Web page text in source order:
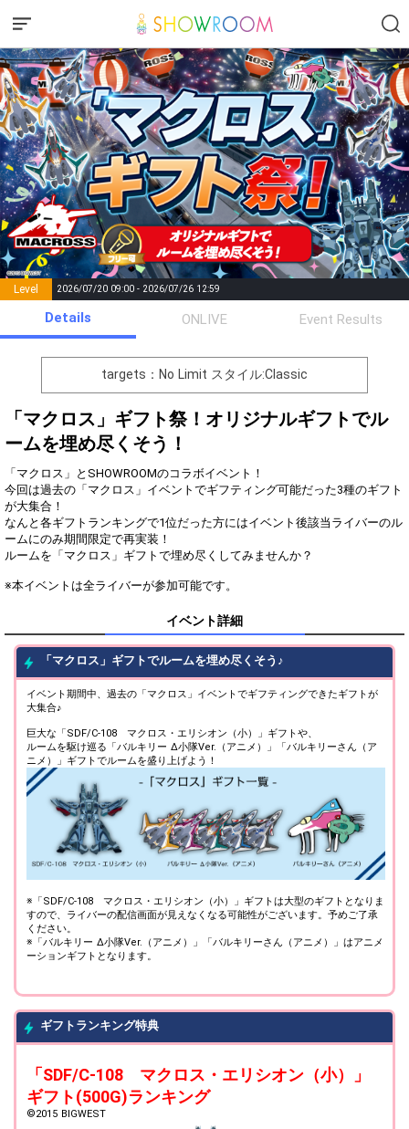
Level 2026/07/20 09:00 - 2026/07/26 12:59
Points List of Goal
number of
positions
Rema
Event Begins!
オリジナルアバター制作権獲
得！
Gifting
Throw gifts to the stage and join
the live performance.
First, try throwing free Stars
(once a day)! You can also charge
Show Gold to purchase gifts
(available from 1 JPY)! When you
performer(s), the performer's
To cheer on performers, you can
send them gifts.
To send performers paid items,
you must use Show Gold.
You can post comments. Please
that may offend performers or
other users.
Close
Details ONLIVE Event Results
targets：No Limit スタイル:Classic
「マクロス」ギフト祭！オリジナルギフトでル
ームを埋め尽くそう！
「マクロス」とSHOWROOMのコラボイベント！
今回は過去の「マクロス」イベントでギフティング可能だった3種のギフト
が大集合！
なんと各ギフトランキングで1位だった方にはイベント後該当ライバーのル
ームにのみ期間限定で再実装！
ルームを「マクロス」ギフトで埋め尽くしてみませんか？
※本イベントは全ライバーが参加可能です。
イベント詳細
「マクロス」ギフトでルームを埋め尽くそう♪
イベント期間中、過去の「マクロス」イベントでギフティングできたギフトが
大集合♪
巨大な「SDF/C-108 マクロス・エリシオン（小）」ギフトや、
ルームを駆け巡る「バルキリー Δ小隊Ver.（アニメ）」「バルキリーさん（ア
ニメ）」ギフトでルームを盛り上げよう！
※「SDF/C-108 マクロス・エリシオン（小）」ギフトは大型のギフトとなりま
すので、ライバーの配信画面が見えなくなる可能性がございます。予めご了承
ください。
※「バルキリー Δ小隊Ver.（アニメ）」「バルキリーさん（アニメ）」はアニメ
ーションギフトとなります。
ギフトランキング特典
「SDF/C-108 マクロス・エリシオン（小）」
ギフト(500G)ランキング
©2015 BIGWEST